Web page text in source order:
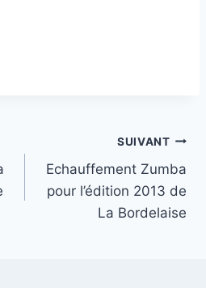
SUIVANT
Echauffement Zumba
pour l’édition 2013 de
La Bordelaise